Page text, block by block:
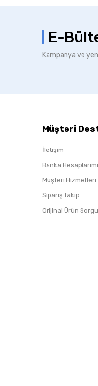
E-
Kampanya ve
Müşteri
İletişim
Banka
Müşteri Hizmetleri
Sipariş Takip
Orijinal Ürün